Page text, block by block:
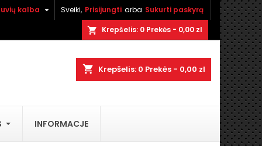
Sveiki, Prisijungti arba Sukurti paskyrą
kalba 
shopping_cart Krepšelis: 0 Prekės - 0,00 zl
shopping_cart Krepšelis: 0 Prekės - 0,00 zl
INFORMACJE